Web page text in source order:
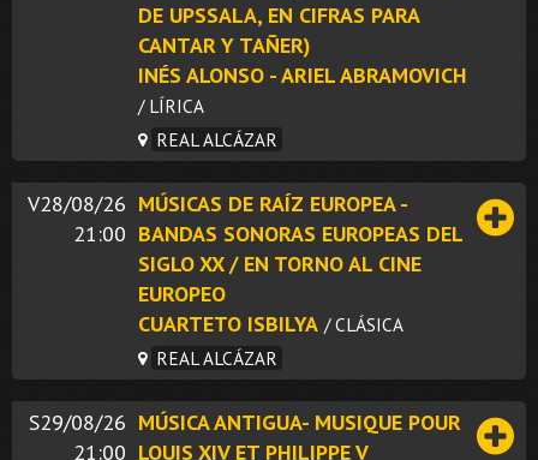
DE UPSSALA, EN CIFRAS PARA
CANTAR Y TAÑER)
INÉS ALONSO - ARIEL ABRAMOVICH
/ LÍRICA
REAL ALCÁZAR
V28/08/26
21:00
MÚSICAS DE RAÍZ EUROPEA -
BANDAS SONORAS EUROPEAS DEL
SIGLO XX / EN TORNO AL CINE
EUROPEO
CUARTETO ISBILYA / CLÁSICA
REAL ALCÁZAR
S29/08/26
21:00
MÚSICA ANTIGUA- MUSIQUE POUR
LOUIS XIV ET PHILIPPE V